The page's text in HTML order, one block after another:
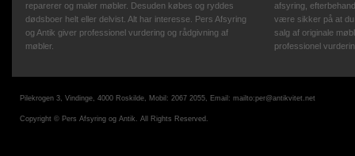
reparerer og maler møbler. Desuden købes og ryddes
dødsboer helt eller delvist. Alt har interesse. Pers Afsyring
og Antik giver professionel vurdering og rådgivning af
møbler.
afsyring,
være sikker på at
salg af originale
professionel
Pilekrogen 3, Vindinge, 4000 Roskilde, Mobil: 2067 2055, Email: mailto:per@antikvitet.net
Copyright © Pers Afsyring og Antik. All Rights Reserved.